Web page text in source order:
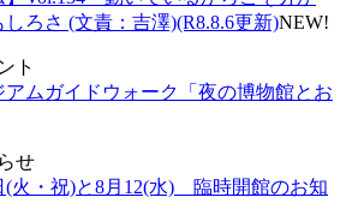
ろさ (文責：吉澤)(R8.8.6更新)NEW!
ト
ムガイドウォーク「夜の博物館とお
せ
(火・祝)と8月12(水) 臨時開館のお知